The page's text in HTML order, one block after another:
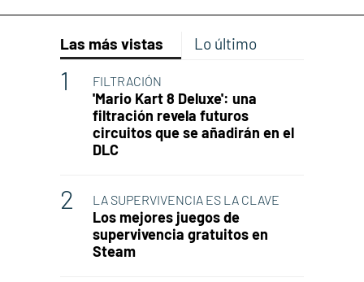
Las más vistas Lo último
FILTRACIÓN
'Mario Kart 8 Deluxe': una
filtración revela futuros
circuitos que se añadirán en el
DLC
LA SUPERVIVENCIA ES LA CLAVE
Los mejores juegos de
supervivencia gratuitos en
Steam